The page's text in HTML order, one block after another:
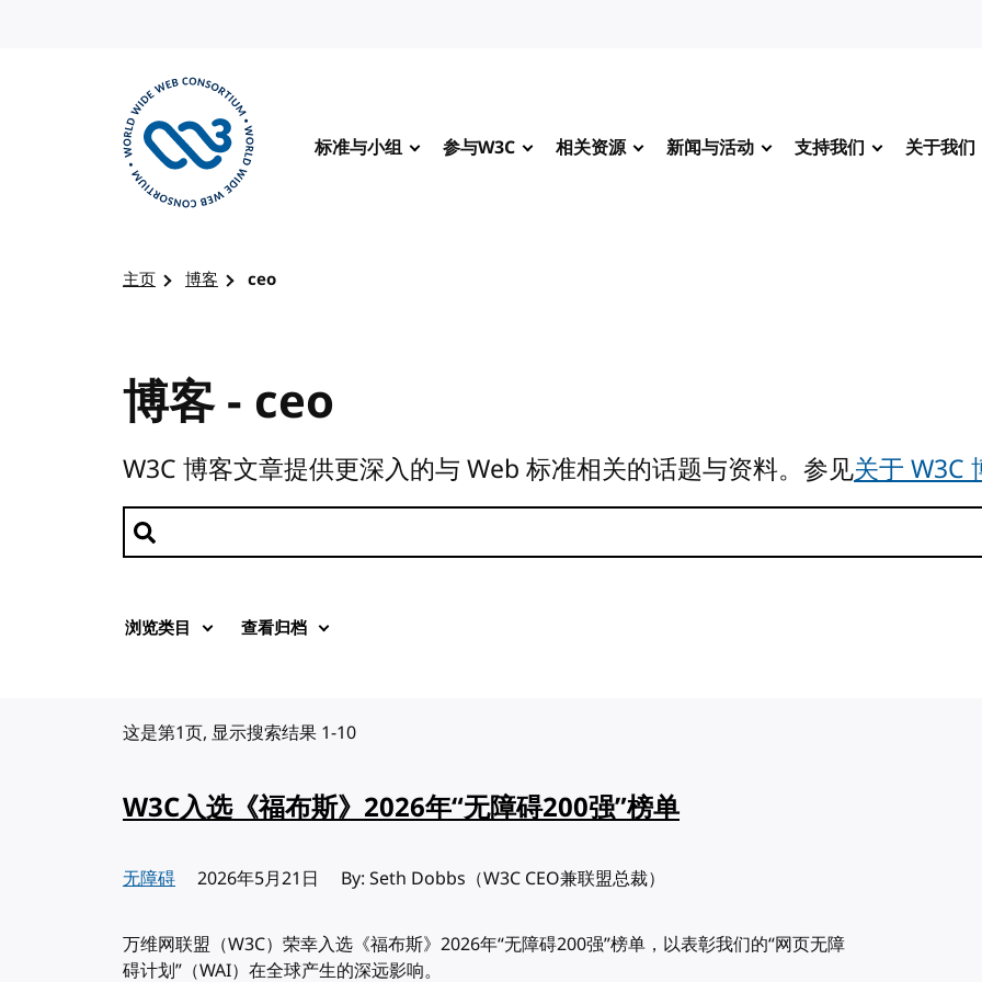
标准与小组 参与W3C 相关资源 新闻与活动 支持我们 关于我们
主页 博客 ceo
博客 - ceo
W3C 博客文章提供更深入的与 Web 标准相关的话题与资料。参见关于 W3C
搜索文章
浏览类目 查看归档
这是第1页, 显示搜索结果 1-10
W3C入选《福布斯》2026年“无障碍200强”榜单
无障碍 发布:
2026年5月21日 By: Seth Dobbs（W3C CEO兼联盟总裁）
万维网联盟（W3C）荣幸入选《福布斯》2026年“无障碍200强”榜单，以表彰我们的“网页无障
碍计划”（WAI）在全球产生的深远影响。